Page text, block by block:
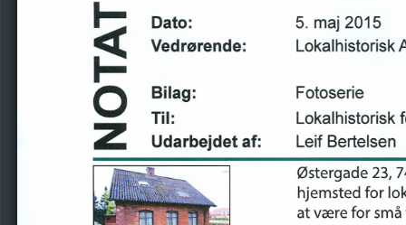
Dato:
Vedrørende:
Bilag:
Til:
Udarbejdet af:
5. maj 2015
Lokalhistorisk
Fotoserie
Lokalhistorisk
Leif Bertelsen
0stergade 23,
hjemsted
for
at være for små